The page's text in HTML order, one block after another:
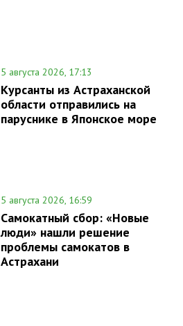
5 августа 2026, 17:13
Курсанты из Астраханской
области отправились на
паруснике в Японское море
5 августа 2026, 16:59
Самокатный сбор: «Новые
люди» нашли решение
проблемы самокатов в
Астрахани